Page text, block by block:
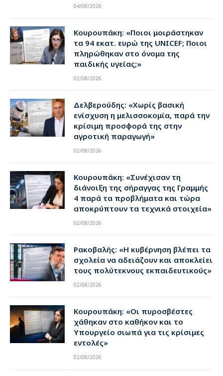
04/08/2026
Κουρουπάκη: «Ποιοι μοιράστηκαν
τα 94 εκατ. ευρώ της UNICEF; Ποιοι
πληρώθηκαν στο όνομα της
παιδικής υγείας;»
02/08/2026
Δελβερούδης: «Χωρίς βασική
ενίσχυση η μελισσοκομία, παρά την
κρίσιμη προσφορά της στην
αγροτική παραγωγή»
02/08/2026
Κουρουπάκη: «Συνέχισαν τη
διάνοιξη της σήραγγας της Γραμμής
4 παρά τα προβλήματα και τώρα
αποκρύπτουν τα τεχνικά στοιχεία»
02/08/2026
Ρακοβαλής: «Η κυβέρνηση βλέπει τα
σχολεία να αδειάζουν και αποκλείει
τους πολύτεκνους εκπαιδευτικούς»
02/08/2026
Κουρουπάκη: «Οι πυροσβέστες
χάθηκαν στο καθήκον και το
Υπουργείο σιωπά για τις κρίσιμες
εντολές»
02/08/2026